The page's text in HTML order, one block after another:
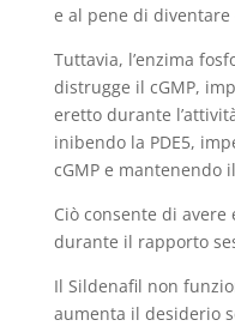
e al pene di diventare
Tuttavia, l’enzima
distrugge il cGMP,
eretto durante
inibendo la PDE5,
cGMP e mantenendo
Ciò consente di
durante il rapporto
Il Sildenafil non
aumenta il desiderio